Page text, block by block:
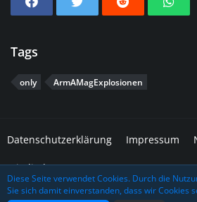
Tags
only ArmAMagExplosionen
Datenschutzerklärung Impressum
Mitglieder
Diese Seite verwendet Cookies. Durch die
Sie sich damit einverstanden, dass wir Cookies